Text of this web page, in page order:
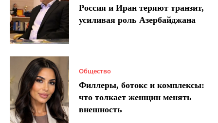
Россия и Иран теряют транзит,
усиливая роль Азербайджана
Общество
Филлеры, ботокс и комплексы:
что толкает женщин менять
внешность